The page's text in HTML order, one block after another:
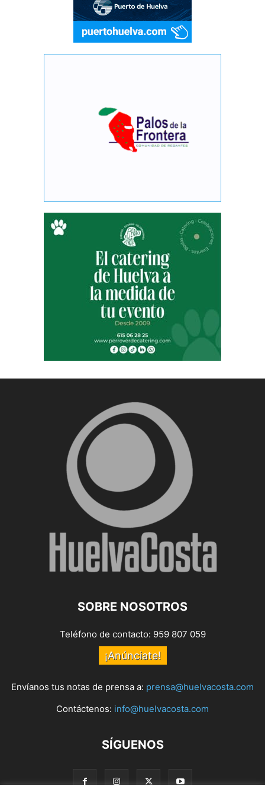
SOBRE NOSOTROS
Teléfono de contacto: 959 807 059
¡Anúnciate!
Envíanos tus notas de prensa a: prensa@huelvacosta.com
Contáctenos: info@huelvacosta.com
SÍGUENOS